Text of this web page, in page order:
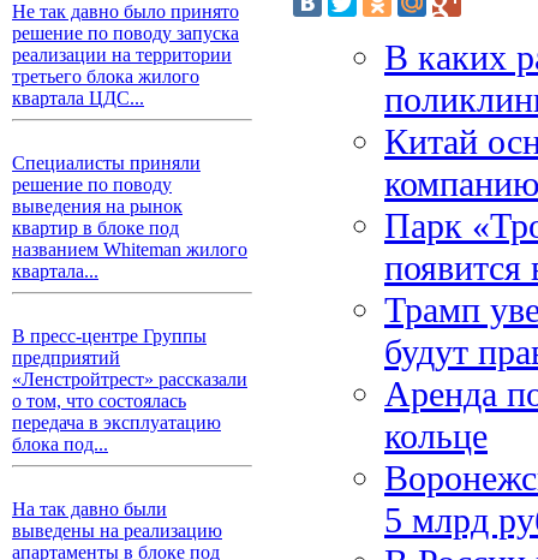
Не так давно было принято
решение по поводу запуска
реализации на территории
третьего блока жилого
квартала ЦДС...
Специалисты приняли
решение по поводу
выведения на рынок
квартир в блоке под
названием Whiteman жилого
квартала...
В пресс-центре Группы
предприятий
«Ленстройтрест» рассказали
о том, что состоялась
передача в эксплуатацию
блока под...
На так давно были
выведены на реализацию
апартаменты в блоке под
В каких
Китай
Парк
Трамп
будут
Аренда
кольце
5 млрд